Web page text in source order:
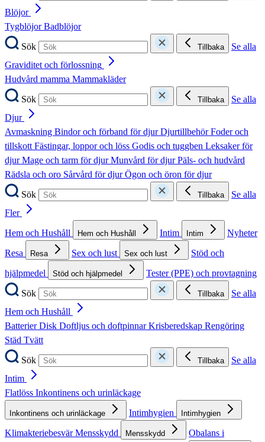
Blöjor
TygblöjorBadblöjor
Sök
Tillbaka
Se alla
Graviditet och förlossning
Hudvård mamma Mammakläder
Sök
Tillbaka
Se alla
Djur
Avmaskning Bindor och förband för djurDjurtillbehörFoder och
tillskottFästingar, loppor och löss Godis och tuggben Leksaker för
djurMage och tarm för djurMunvård för djurPäls- och hudvård
Rädsla och oro Sårvård för djurÖgon och öron för djur
Sök
Tillbaka
Se alla
Fler
Hem och Hushåll
Hem och Hushåll Intim Intim
Nyheter
Resa
Resa Sex och lust Sex och lust
Stöd och
hjälpmedel
Stöd och hjälpmedel
Tester (PPE) och provtagning
Sök
Tillbaka
Se alla
Hem och Hushåll
BatterierDisk Doftljus och doftpinnarKrisberedskap Rengöring
Städ Tvätt
Sök
Tillbaka
Se alla
Intim
Flatlöss Inkontinens och urinläckage
Inkontinens och urinläckage Intimhygien Intimhygien
KlimakteriebesvärMensskydd Mensskydd
Obalans i